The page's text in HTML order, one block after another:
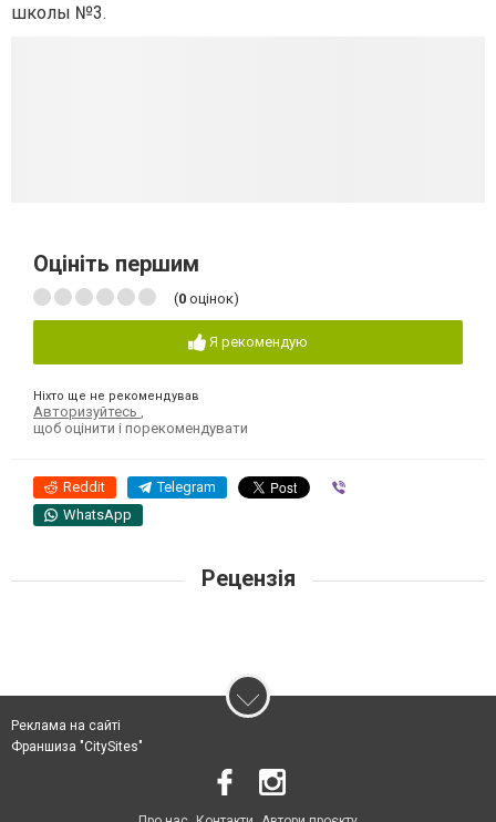
школы №3.
Оцініть першим
(0 оцінок)
Я рекомендую
Ніхто ще не рекомендував
Авторизуйтесь ,
щоб оцінити і порекомендувати
Reddit Telegram
WhatsApp
Рецензія
Реклама на сайті
Франшиза "CitySites"